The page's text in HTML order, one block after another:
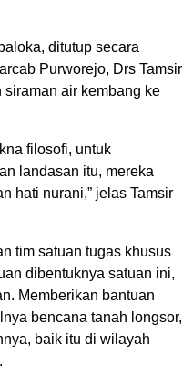
ditutup secara
Purworejo, Drs Tamsir
air kembang ke
filosofi, untuk
landasan itu, mereka
hati nurani,” jelas Tamsir
tim satuan tugas khusus
dibentuknya satuan ini,
Memberikan bantuan
bencana tanah longsor,
baik itu di wilayah